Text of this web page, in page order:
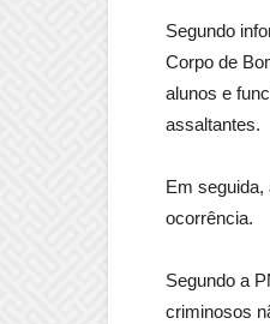
Segundo
Corpo de
alunos e
assaltantes.
Em seguida,
ocorrência.
Segundo a
criminosos